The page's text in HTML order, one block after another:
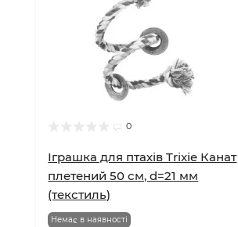
0
Іграшка для птахів Trixie Канат
плетений 50 см, d=21 мм
(текстиль)
Немає в наявності